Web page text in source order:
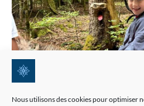
Nous utilisons des cookies pour optimiser